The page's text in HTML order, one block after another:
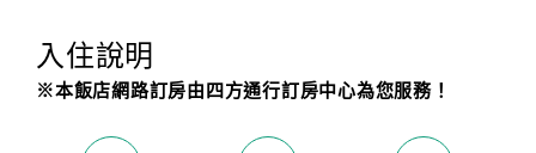
入住說明
※本飯店網路訂房由四方通行訂房中心為您服務！